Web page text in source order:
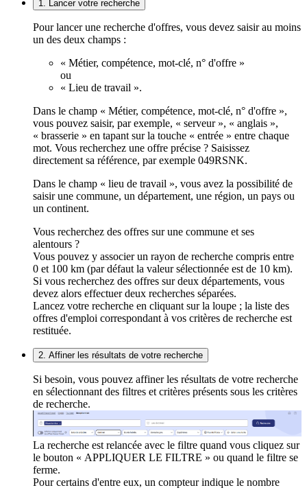
1. Lancer votre recherche
Pour lancer une recherche d'offres, vous devez saisir au moins
un des deux champs :
« Métier, compétence, mot-clé, n° d'offre »
ou
« Lieu de travail ».
Dans le champ « Métier, compétence, mot-clé, n° d'offre »,
vous pouvez saisir, par exemple, « serveur », « anglais »,
« brasserie » en tapant sur la touche « entrée » entre chaque
mot. Vous recherchez une offre précise ? Saisissez
directement sa référence, par exemple 049RSNK.
Dans le champ « lieu de travail », vous avez la possibilité de
saisir une commune, un département, une région, un pays ou
un continent.
Vous recherchez des offres sur une commune et ses
alentours ?
Vous pouvez y associer un rayon de recherche compris entre
0 et 100 km (par défaut la valeur sélectionnée est de 10 km).
Si vous recherchez des offres sur deux départements, vous
devez alors effectuer deux recherches séparées.
Lancez votre recherche en cliquant sur la loupe ; la liste des
offres d'emploi correspondant à vos critères de recherche est
restituée.
2. Affiner les résultats de votre recherche
Si besoin, vous pouvez affiner les résultats de votre recherche
en sélectionnant des filtres et critères présents sous les critères
de recherche.
La recherche est relancée avec le filtre quand vous cliquez sur
le bouton « APPLIQUER LE FILTRE » ou quand le filtre se
ferme.
Pour certains d'entre eux, un compteur indique le nombre